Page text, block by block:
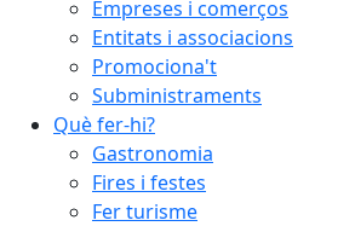
Empreses i comerços
Entitats i associacions
Promociona't
Subministraments
Què fer-hi?
Gastronomia
Fires i festes
Fer turisme